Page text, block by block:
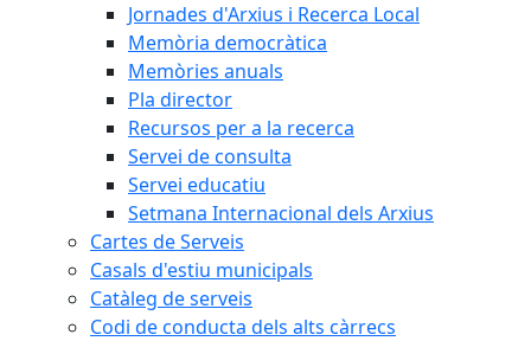
Jornades d'Arxius i Recerca Local
Memòria democràtica
Memòries anuals
Pla director
Recursos per a la recerca
Servei de consulta
Servei educatiu
Setmana Internacional dels Arxius
Cartes de Serveis
Casals d'estiu municipals
Catàleg de serveis
Codi de conducta dels alts càrrecs